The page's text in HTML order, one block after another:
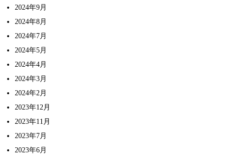
2024年9月
2024年8月
2024年7月
2024年5月
2024年4月
2024年3月
2024年2月
2023年12月
2023年11月
2023年7月
2023年6月